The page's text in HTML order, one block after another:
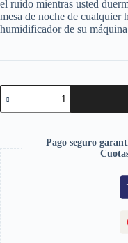
el ruido mientras usted
mesa de noche de cualquier
humidificador de su
Pago seguro